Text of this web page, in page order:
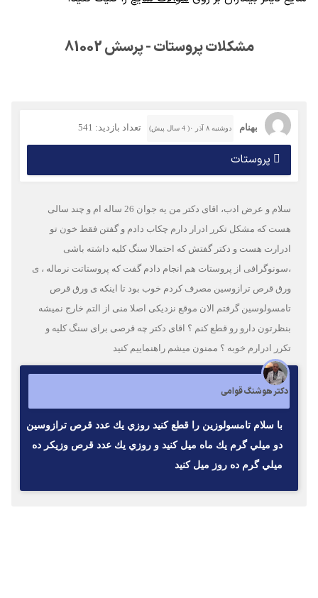
مشکلات پروستات - پرسش 81002
بهنام دوشنبه ۸ آذر ۰( 4 سال پیش) تعداد بازدید: 541
پروستات
سلام و عرض ادب، اقای دکتر من یه جوان 26 ساله ام و چند سالی
هست که مشکل تکرر ادرار دارم چکاب دادم و گفتن فقط خون تو
ادرارت هست و دکتر گفتش که احتمالا سنگ کلیه داشته باشی
،سونوگرافی از پروستات هم انجام دادم گفت که پروستاتت نرماله ، ی
ورق قرص ترازوسین مصرف کردم خوب بود تا اینکه ی ورق قرص
تامسولوسین گرفتم الان موقع نزدیکی اصلا منی از التم خارج نمیشه
بنظرتون دارو رو قطع کنم ؟ اقای دکتر چه قرصی برای سنگ کلیه و
تکرر ادرارم خوبه ؟ ممنون میشم راهنماییم کنید
دکتر هوشنگ قوامی
با سلام تامسولوزين را قطع كنيد روزي يك عدد قرص ترازوسين
دو ميلي گرم يك ماه ميل كنيد و روزي يك عدد قرص وزيكر ده
ميلي گرم ده روز ميل كنيد